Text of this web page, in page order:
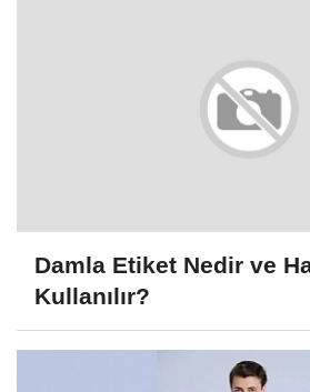
Damla Etiket Nedir ve
Kullanılır?